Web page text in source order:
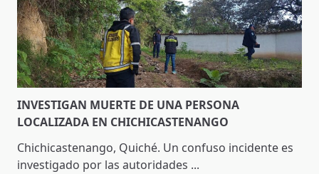
INVESTIGAN MUERTE DE UNA PERSONA
LOCALIZADA EN CHICHICASTENANGO
Chichicastenango, Quiché. Un confuso incidente es
investigado por las autoridades ...